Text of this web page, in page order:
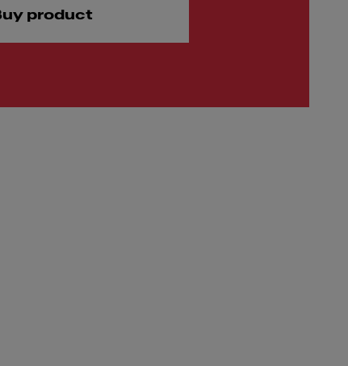
product